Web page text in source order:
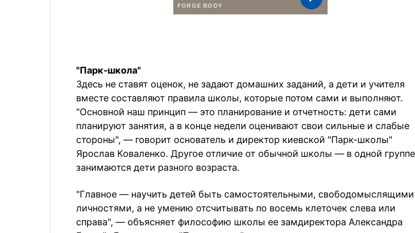
"Парк-школа"
Здесь не ставят оценок, не задают домашних заданий, а дети и учителя
вместе составляют правила школы, которые потом сами и выполняют.
"Основной наш принцип — это планирование и отчетность: дети сами
планируют занятия, а в конце недели оценивают свои сильные и слабые
стороны", — говорит основатель и директор киевской "Парк-школы"
Ярослав Коваленко. Другое отличие от обычной школы — в одной группе
занимаются дети разного возраста.
"Главное — научить детей быть самостоятельными, свободомыслящими
личностями, а не умению отсчитывать по восемь клеточек слева или
справа", — объясняет философию школы ее замдиректора Александра